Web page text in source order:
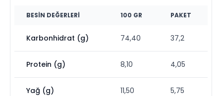
BESIN DEĞERLERI 100 GR PAKET
Karbonhidrat (g) 74,40 37,2
Protein (g) 8,10 4,05
Yağ (g) 11,50 5,75